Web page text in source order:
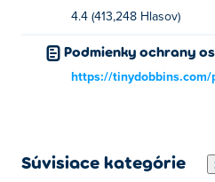
4.4 (413,248 Hlasov)
Podmienky ochrany
https://
Súvisiace kategórie